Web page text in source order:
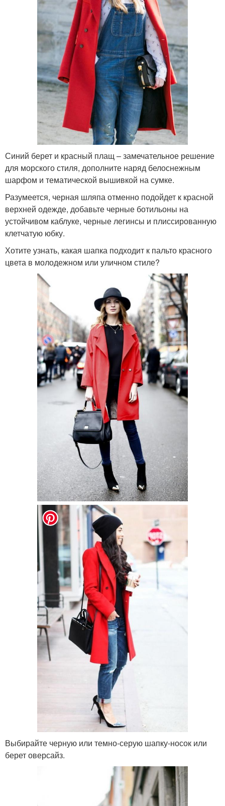
Синий берет и красный плащ – замечательное решение
для морского стиля, дополните наряд белоснежным
шарфом и тематической вышивкой на сумке.
Разумеется, черная шляпа отменно подойдет к красной
верхней одежде, добавьте черные ботильоны на
устойчивом каблуке, черные легинсы и плиссированную
клетчатую юбку.
Хотите узнать, какая шапка подходит к пальто красного
цвета в молодежном или уличном стиле?
Выбирайте черную или темно-серую шапку-носок или
берет оверсайз.